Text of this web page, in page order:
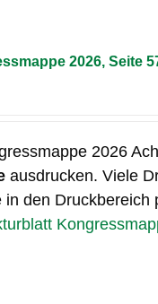
2026, Seite
2026
ausdrucken. Viele
den Druckbereich